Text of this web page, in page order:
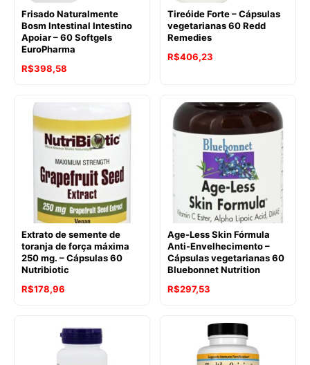
Frisado Naturalmente
Bosm Intestinal Intestino
Apoiar – 60 Softgels
EuroPharma
R$398,58
Tireóide Forte – Cápsulas
vegetarianas 60 Redd
Remedies
R$406,23
Extrato de semente de
toranja de força máxima
250 mg. – Cápsulas 60
Nutribiotic
O
R$178,96
é:
Age-Less Skin Fórmula
Anti-Envelhecimento –
Cápsulas vegetarianas 60
Bluebonnet Nutrition
R$297,53